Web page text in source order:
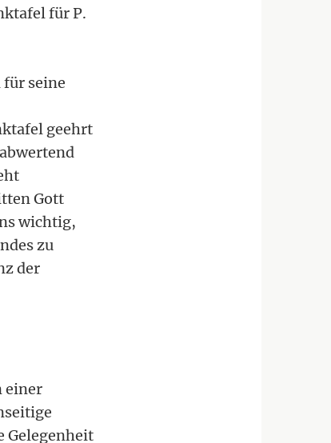
für P.
seine
geehrt
Gott
wichtig,
zu
der
einer
Gelegenheit